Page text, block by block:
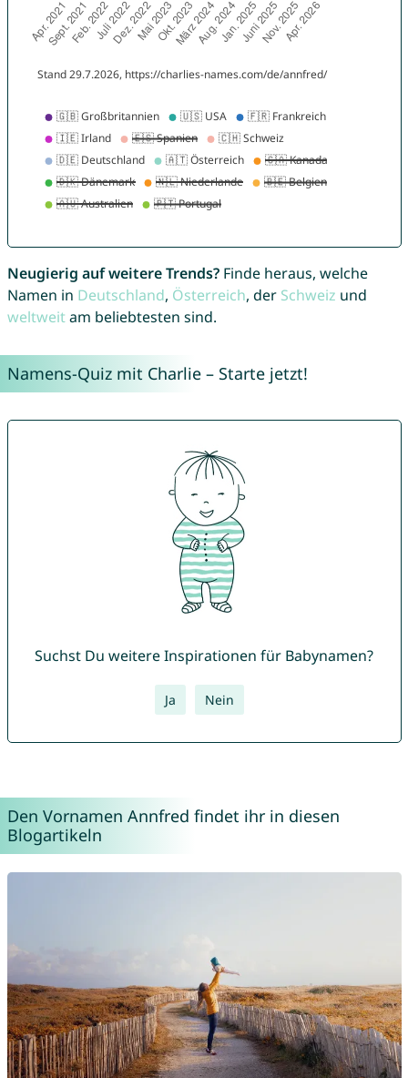
Neugierig auf weitere Trends?Finde heraus, welche
Namen in Deutschland, Österreich, der Schweiz und
weltweitam beliebtesten sind.
Namens-Quiz mit Charlie – Starte jetzt!
Suchst Du weitere Inspirationen für Babynamen?
Ja Nein
Den Vornamen Annfred findet ihr in diesen
Blogartikeln